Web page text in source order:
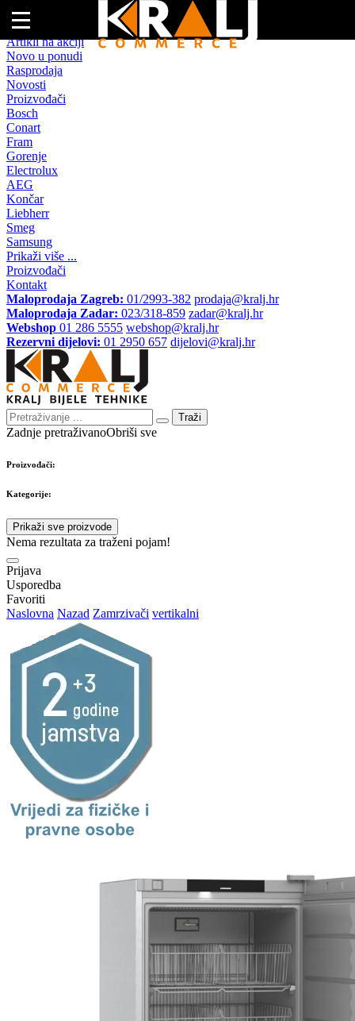
Naslovna
Artikli na akciji
Novo u ponudi
Rasprodaja
Novosti
Proizvođači
Bosch
Conart
Fram
Gorenje
Electrolux
AEG
Končar
Liebherr
Smeg
Samsung
Prikaži više ...
Proizvođači
Kontakt
Maloprodaja Zagreb: 01/2993-382 prodaja@kralj.hr
Maloprodaja Zadar: 023/318-859 zadar@kralj.hr
Webshop 01 286 5555 webshop@kralj.hr
Rezervni dijelovi: 01 2950 657 dijelovi@kralj.hr
Traži
Zadnje pretraživanoObriši sve
Proizvođači:
Kategorije:
Prikaži sve proizvode
Nema rezultata za traženi pojam!
Prijava
Usporedba
Favoriti
Naslovna Nazad Zamrzivači vertikalni